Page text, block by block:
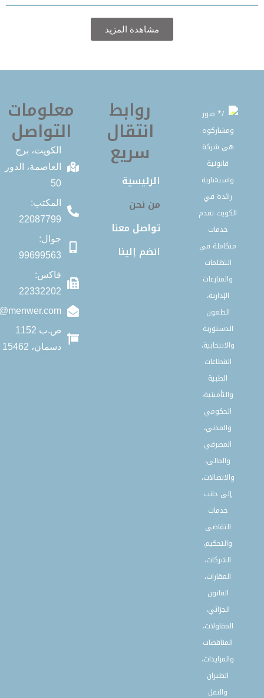
مشاهدة المزيد
معلومات
التواصل
الكويت، برج
العاصمة، الدور
المكتب:
22087799
جوال:
99699563
فاكس:
22332202
info@menwer.com
ص.ب 1152
دسمان، 15462
روابط
انتقال
سريع
الرئيسية
من نحن
تواصل معنا
انضم إلينا